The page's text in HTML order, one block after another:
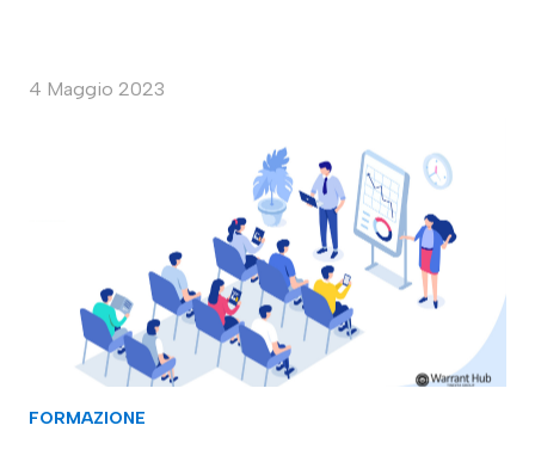
4 Maggio 2023
FORMAZIONE